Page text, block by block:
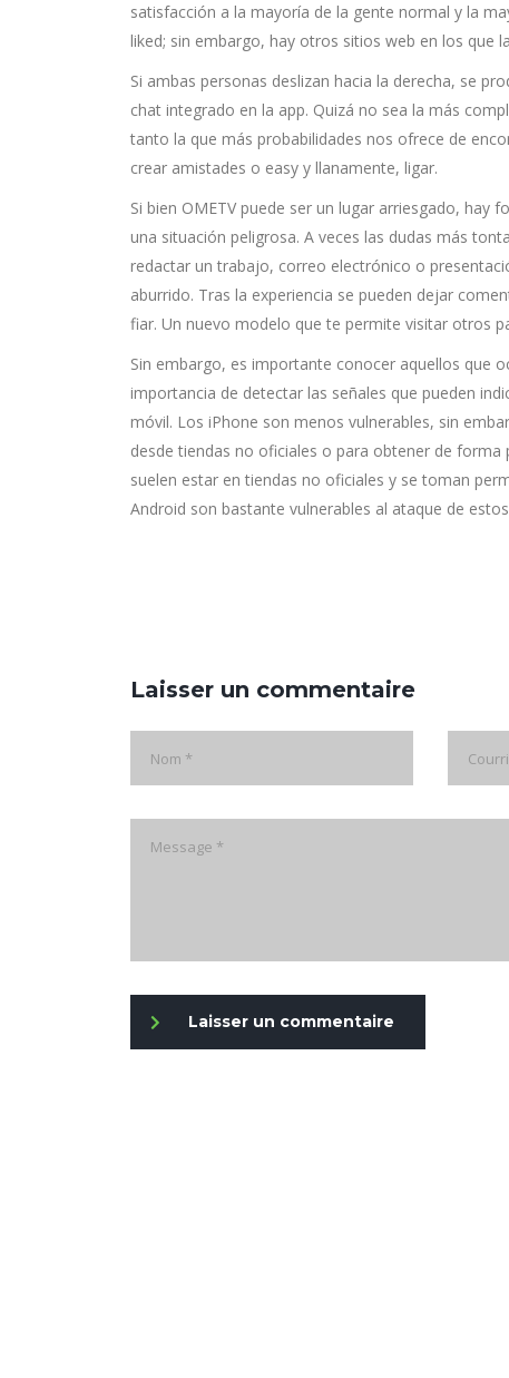
satisfacción a la mayoría de la gente normal y la
liked; sin embargo, hay otros sitios web en los que
Si ambas personas deslizan hacia la derecha, se
chat integrado en la app. Quizá no sea la más
tanto la que más probabilidades nos ofrece de
crear amistades o easy y llanamente, ligar.
Si bien OMETV puede ser un lugar arriesgado,
una situación peligrosa. A veces las dudas más
redactar un trabajo, correo electrónico o
aburrido. Tras la experiencia se pueden dejar
fiar. Un nuevo modelo que te permite visitar otros
Sin embargo, es importante conocer aquellos que
importancia de detectar las señales que pueden
móvil. Los iPhone son menos vulnerables, sin
desde tiendas no oficiales o para obtener de forma
suelen estar en tiendas no oficiales y se toman
Android son bastante vulnerables al ataque de
Laisser un commentaire
Laisser un commentaire